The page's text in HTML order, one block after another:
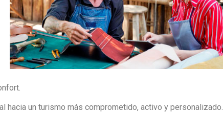
hacia un turismo más comprometido, activo y personalizado.